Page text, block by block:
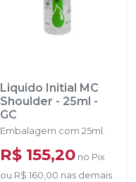
Liquido Initial MC
Shoulder - 25ml -
GC
Embalagem com 25ml.
R$ 155,20 no Pix
ou R$ 160,00 nas demais